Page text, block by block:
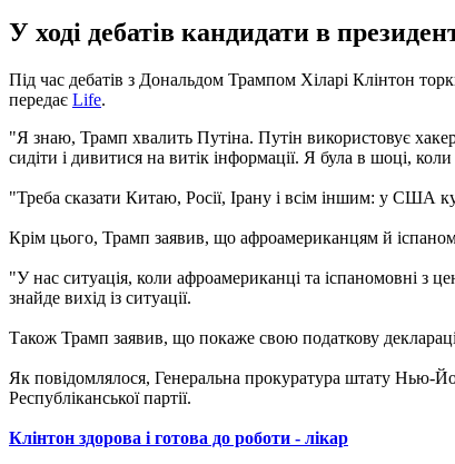
У ході дебатів кандидати в
Під час дебатів з Дональдом Трампом Хіларі Клінтон
передає Life.
"Я знаю, Трамп хвалить Путіна. Путін використовує
сидіти і дивитися на витік інформації. Я була в шоці,
"Треба сказати Китаю, Росії, Ірану і всім іншим: у США
Крім цього, Трамп заявив, що афроамериканцям й
"У нас ситуація, коли афроамериканці та іспаномовні з
знайде вихід із ситуації.
Також Трамп заявив, що покаже свою податкову
Як повідомлялося, Генеральна прокуратура штату Нью-
Республіканської партії.
Клінтон здорова і готова до роботи - лікар